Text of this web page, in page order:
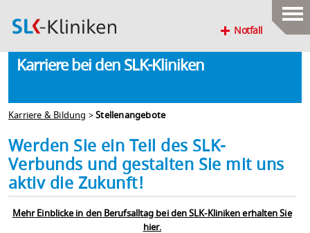
Notfall
Karriere bei den SLK-Kliniken
Karriere & Bildung >Stellenangebote
Werden Sie ein Teil des SLK-
Verbunds und gestalten Sie mit uns
aktiv die Zukunft!
Mehr Einblicke in den Berufsalltag bei den SLK-Kliniken erhalten Sie
hier.